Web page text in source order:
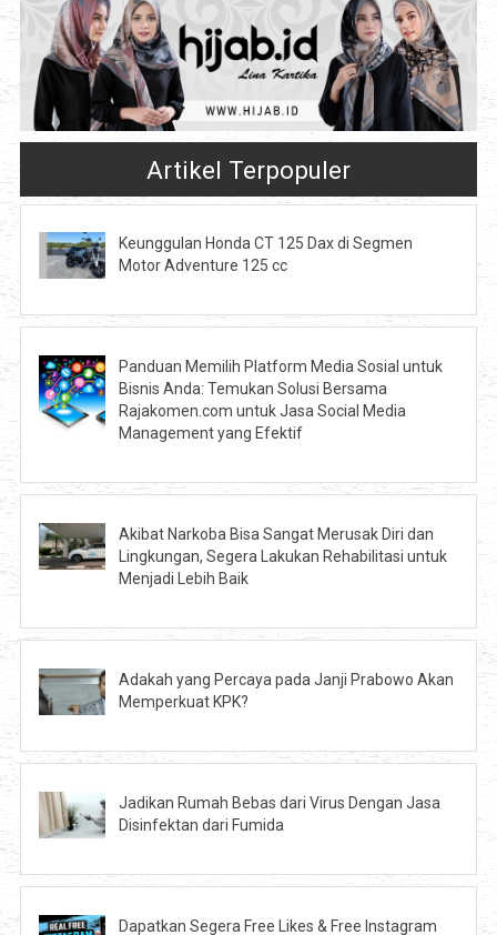
Artikel Terpopuler
Keunggulan Honda CT 125 Dax di Segmen
Motor Adventure 125 cc
Panduan Memilih Platform Media Sosial untuk
Bisnis Anda: Temukan Solusi Bersama
Rajakomen.com untuk Jasa Social Media
Management yang Efektif
Akibat Narkoba Bisa Sangat Merusak Diri dan
Lingkungan, Segera Lakukan Rehabilitasi untuk
Menjadi Lebih Baik
Adakah yang Percaya pada Janji Prabowo Akan
Memperkuat KPK?
Jadikan Rumah Bebas dari Virus Dengan Jasa
Disinfektan dari Fumida
Dapatkan Segera Free Likes & Free Instagram